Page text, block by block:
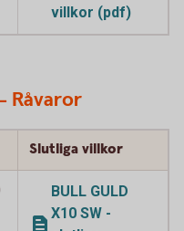
villkor (pdf)
Råvaror
Slutliga villkor
BULL GULD
X10 SW -